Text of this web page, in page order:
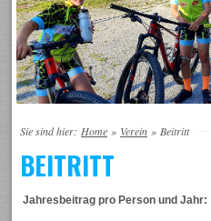
Sie sind hier: Home » Verein » Beitritt
BEITRITT
Jahresbeitrag pro Person und Jahr: